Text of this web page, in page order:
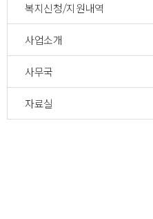
복지신청/지원내역
사업소개
사무국
자료실